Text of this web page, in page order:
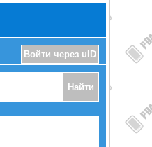
Войти через uID